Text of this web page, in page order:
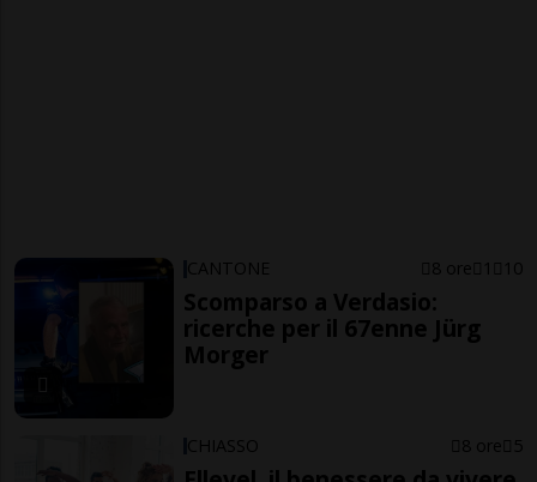
CANTONE 8 ore 1 10
Scomparso a Verdasio:
ricerche per il 67enne Jürg
Morger
CHIASSO 8 ore 5